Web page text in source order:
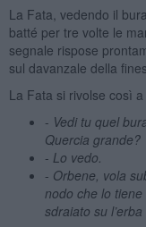
La Fata, vedendo il
batté per tre volte le
segnale rispose
sul davanzale della
La Fata si rivolse così a
- Vedi tu quel
Quercia grande?
- Lo vedo.
- Orbene, vola
nodo che lo
sdraiato su